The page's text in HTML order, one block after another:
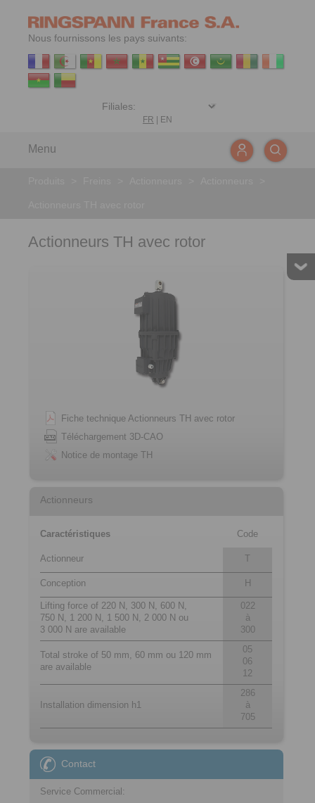
Nous fournissons les pays suivants:
FR EN
Menu
Actionneurs TH avec rotor
Fiche technique Actionneurs TH avec rotor
Téléchargement 3D-CAO
Notice de montage TH
Actionneurs
Caractéristiques Code
Actionneur T
Conception H
Lifting force of 220 N, 300 N, 600 N,
750 N, 1 200 N, 1 500 N, 2 000 N ou
3 000 N are available
022
à
300
Total stroke of 50 mm, 60 mm ou 120 mm
are available
05
06
12
Installation dimension h1
286
à
705
Contact
Service Commercial: